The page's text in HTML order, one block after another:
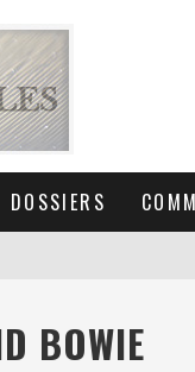
DOSSIERS
BOWIE